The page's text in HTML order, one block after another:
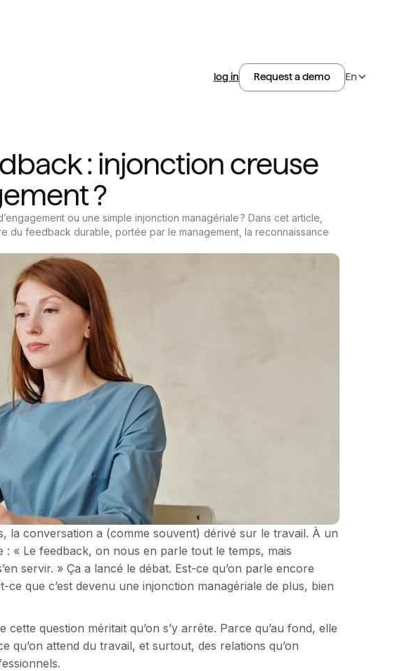
log in Request a demo En
: injonction creuse
?
ou une simple injonction managériale ? Dans cet article,
du feedback durable, portée par le management, la reconnaissance
la conversation a (comme souvent) dérivé sur le travail. À un
: « Le feedback, on nous en parle tout le temps, mais
servir. » Ça a lancé le débat. Est-ce qu’on parle encore
que c’est devenu une injonction managériale de plus, bien
cette question méritait qu’on s’y arrête. Parce qu’au fond, elle
qu’on attend du travail, et surtout, des relations qu’on